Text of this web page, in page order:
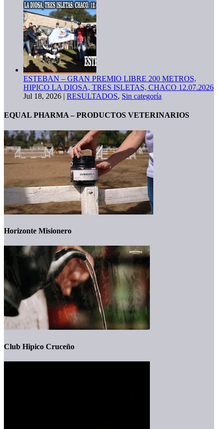
ESTEBAN – GRAN PREMIO LIBRE 200 METROS,
HIPICO LA DIOSA, TRES ISLETAS, CHACO 12.07.2026
Jul 18, 2026 | RESULTADOS, Sin categoría
EQUAL PHARMA – PRODUCTOS VETERINARIOS
Horizonte Misionero
Club Hipico Cruceño